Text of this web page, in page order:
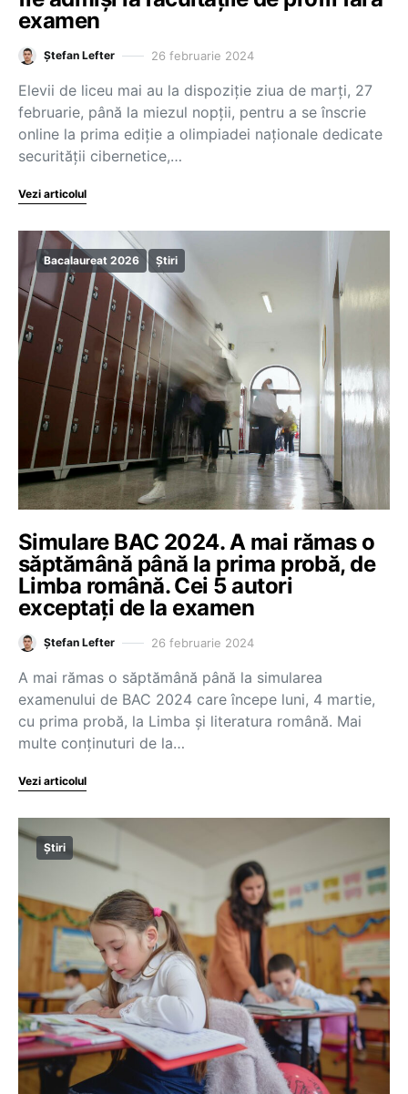
examen
Ștefan Lefter 26 februarie 2024
Elevii de liceu mai au la dispoziție ziua de marți, 27
februarie, până la miezul nopții, pentru a se înscrie
online la prima ediție a olimpiadei naționale dedicate
securității cibernetice,…
Vezi articolul
Bacalaureat 2026 Știri
Simulare BAC 2024. A mai rămas o
săptămână până la prima probă, de
Limba română. Cei 5 autori
exceptați de la examen
Ștefan Lefter 26 februarie 2024
A mai rămas o săptămână până la simularea
examenului de BAC 2024 care începe luni, 4 martie,
cu prima probă, la Limba și literatura română. Mai
multe conținuturi de la…
Vezi articolul
Știri